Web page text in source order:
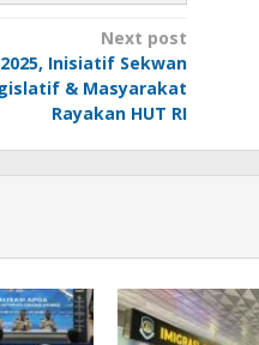
Next post
Inisiatif Sekwan
& Masyarakat
Rayakan HUT RI